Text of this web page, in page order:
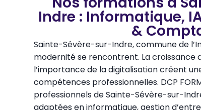
Indre : Informatique,
&
Sainte-Sévère-sur-Indre, commune de
modernité se rencontrent. La croissance
l’importance de la digitalisation créent
compétences professionnelles. DCP
professionnels de Sainte-Sévère-sur-
adaptées en informatique, gestion